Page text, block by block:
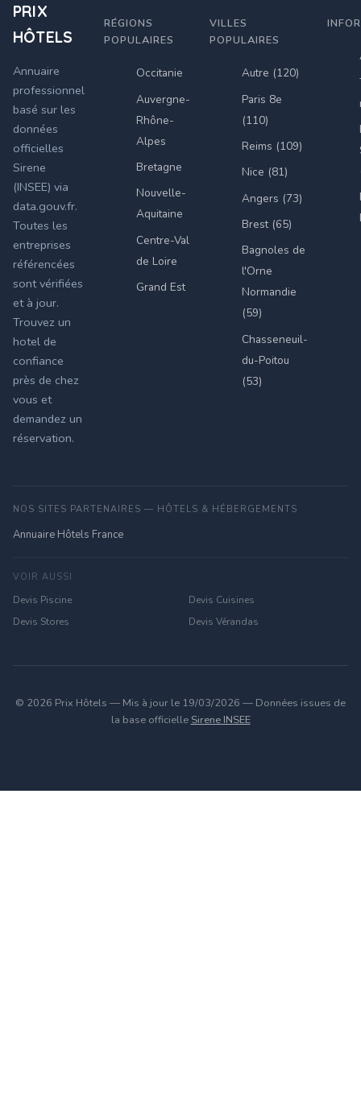
PRIX
HÔTELS
Annuaire
professionnel
basé sur les
données
officielles
Sirene
(INSEE) via
data.gouv.fr.
Toutes les
entreprises
référencées
sont vérifiées
et à jour.
Trouvez un
hotel de
confiance
près de chez
vous et
demandez un
réservation.
RÉGIONS
POPULAIRES
Occitanie
Auvergne-
Rhône-
Alpes
Bretagne
Nouvelle-
Aquitaine
Centre-Val
de Loire
Grand Est
VILLES
POPULAIRES
Autre (120)
Paris 8e
(110)
Reims (109)
Nice (81)
Angers (73)
Brest (65)
Bagnoles de
l'Orne
Normandie
(59)
Chasseneuil-
du-Poitou
(53)
NOS SITES PARTENAIRES — HÔTELS & HÉBERGEMENTS
Annuaire Hôtels France
VOIR AUSSI
Devis Piscine
Devis Cuisines
Devis Stores
Devis Vérandas
© 2026 Prix Hôtels — Mis à jour le 19/03/2026 — Données issues de
la base officielle Sirene INSEE